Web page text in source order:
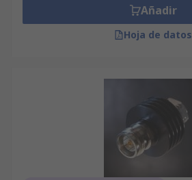
Añadir
Hoja de datos